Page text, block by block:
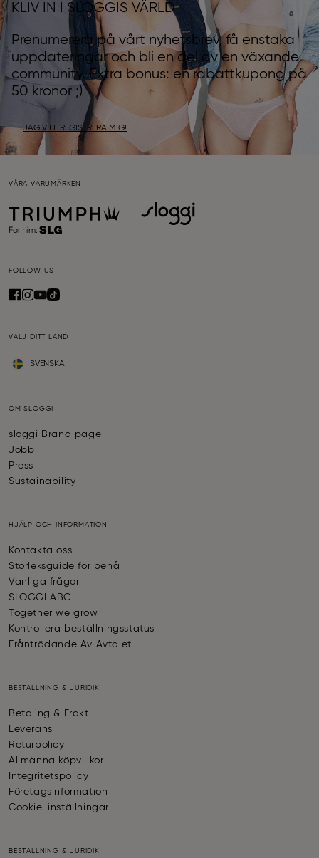
KLIV IN I SLOGGIS VÄRLD
Prenumerera på vårt nyhetsbrev, få enstaka
uppdateringar och bli en del av en växande
community. Extra bonus: en rabattkupong på
50 kronor ;)
JAG VILL REGISTRERA MIG!
VÅRA VARUMÄRKEN
FOLLOW US
VÄLJ DITT LAND
SVENSKA
OM SLOGGI
sloggi Brand page
Jobb
Press
Sustainability
HJÄLP OCH INFORMATION
Kontakta oss
Storleksguide för behå
Vanliga frågor
SLOGGI ABC
Together we grow
Kontrollera beställningsstatus
Frånträdande Av Avtalet
BESTÄLLNING & JURIDIK
Betaling & Frakt
Leverans
Returpolicy
Allmänna köpvillkor
Integritetspolicy
Företagsinformation
Cookie-inställningar
BESTÄLLNING & JURIDIK